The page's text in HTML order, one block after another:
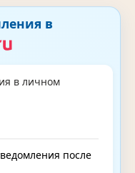
в
в личном
после